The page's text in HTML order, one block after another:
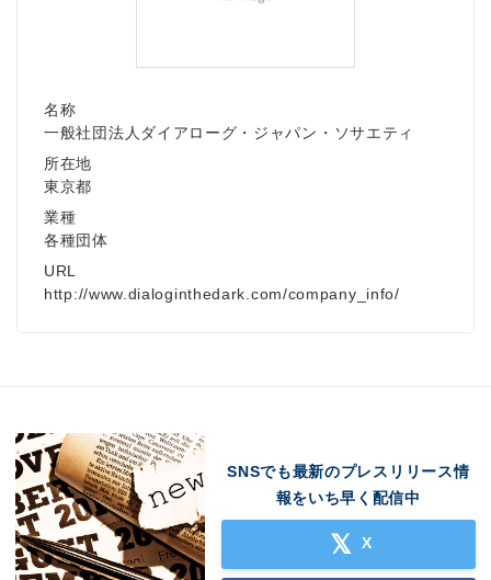
名称
一般社団法人ダイアローグ・ジャパン・ソサエティ
所在地
東京都
業種
各種団体
URL
http://www.dialoginthedark.com/company_info/
SNSでも最新のプレスリリース情
報をいち早く配信中
X